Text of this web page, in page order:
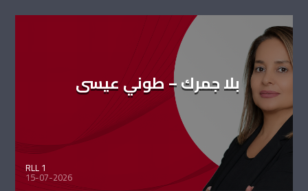
بلا جمرك – طوني عيسى
RLL 1
15-07-2026